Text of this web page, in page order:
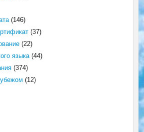
(146)
(37)
(22)
языка(44)
(374)
(12)